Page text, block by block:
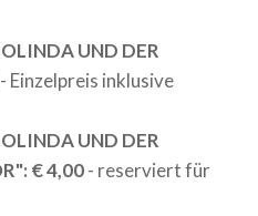
UND DER
- Einzelpreis inklusive
UND DER
€ 4,00- reserviert für